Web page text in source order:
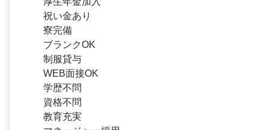
祝い金あり
寮完備
ブランクOK
制服貸与
WEB面接OK
学歴不問
資格不問
教育充実